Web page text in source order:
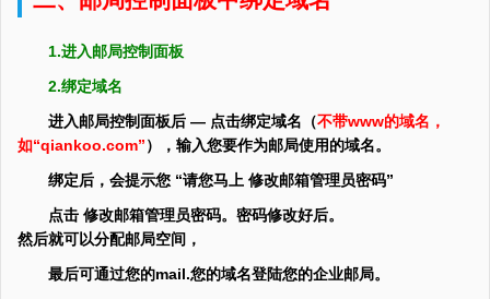
1.进入邮局控制面板
2.绑定域名
进入邮局控制面板后 — 点击绑定域名（不带www的域名，
如“qiankoo.com”），输入您要作为邮局使用的域名。
绑定后，会提示您 “请您马上 修改邮箱管理员密码”
点击 修改邮箱管理员密码。密码修改好后。
然后就可以分配邮局空间，
最后可通过您的mail.您的域名登陆您的企业邮局。